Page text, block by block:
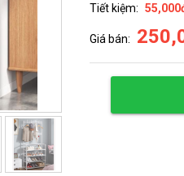
Tiết kiệm:
Giá bán: